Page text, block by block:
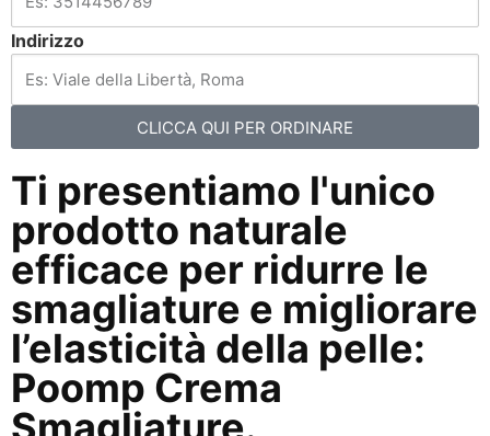
Indirizzo
CLICCA QUI PER ORDINARE
Ti presentiamo l'unico
prodotto naturale
efficace per ridurre le
smagliature e migliorare
l’elasticità della pelle:
Poomp Crema